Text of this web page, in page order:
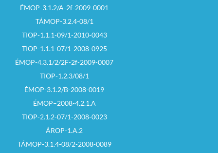
ÉMOP-3.1.2/A-2f-2009-0001
TÁMOP-3.2.4-08/1
TIOP-1.1.1-09/1-2010-0043
TIOP-1.1.1-07/1-2008-0925
ÉMOP-4.3.1/2/2F-2f-2009-0007
TIOP-1.2.3/08/1
ÉMOP-3.1.2/B-2008-0019
ÉMOP–2008-4.2.1.A
TIOP-2.1.2-07/1-2008-0023
ÁROP-1.A.2
TÁMOP-3.1.4-08/2-2008-0089